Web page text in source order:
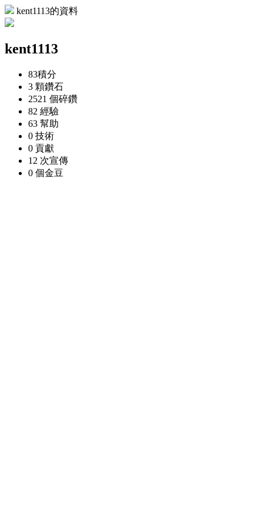
kent1113的資料
kent1113
83積分
3 顆鑽石
2521 個碎鑽
82 經驗
63 幫助
0 技術
0 貢獻
12 次宣傳
0 個金豆